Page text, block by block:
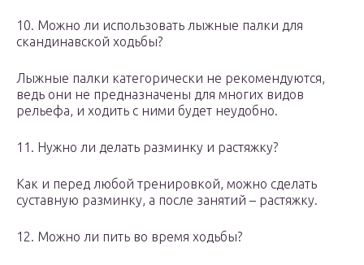
10. Можно ли использовать лыжные палки для
скандинавской ходьбы?
Лыжные палки категорически не рекомендуются,
ведь они не предназначены для многих видов
рельефа, и ходить с ними будет неудобно.
11. Нужно ли делать разминку и растяжку?
Как и перед любой тренировкой, можно сделать
суставную разминку, а после занятий – растяжку.
12. Можно ли пить во время ходьбы?